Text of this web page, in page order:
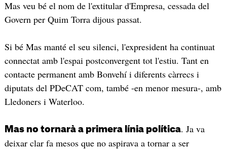
Mas veu bé el nom de l'extitular d'Empresa, cessada del
Govern per Quim Torra dijous passat.
Si bé Mas manté el seu silenci, l'expresident ha continuat
connectat amb l'espai postconvergent tot l'estiu. Tant en
contacte permanent amb Bonvehí i diferents càrrecs i
diputats del PDeCAT com, també -en menor mesura-, amb
Lledoners i Waterloo.
Mas no tornarà a primera línia política. Ja va
deixar clar fa mesos que no aspirava a tornar a ser